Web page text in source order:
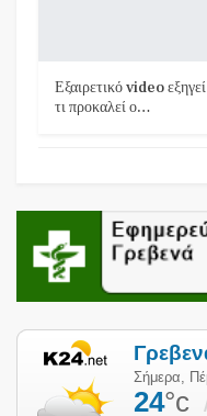
Εξαιρετικό video εξηγεί
τι προκαλεί ο…